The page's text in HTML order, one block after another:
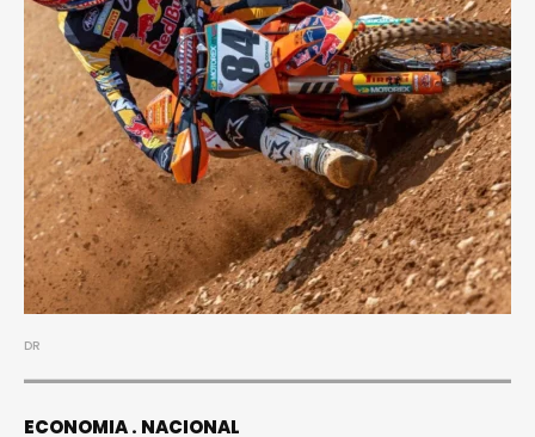
DR
ECONOMIA NACIONAL